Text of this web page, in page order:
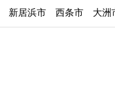
新居浜市 西条市 大洲